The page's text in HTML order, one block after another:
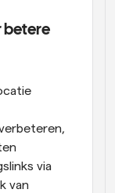
betere
via
van